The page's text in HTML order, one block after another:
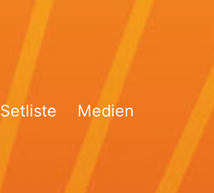
Setliste Medien